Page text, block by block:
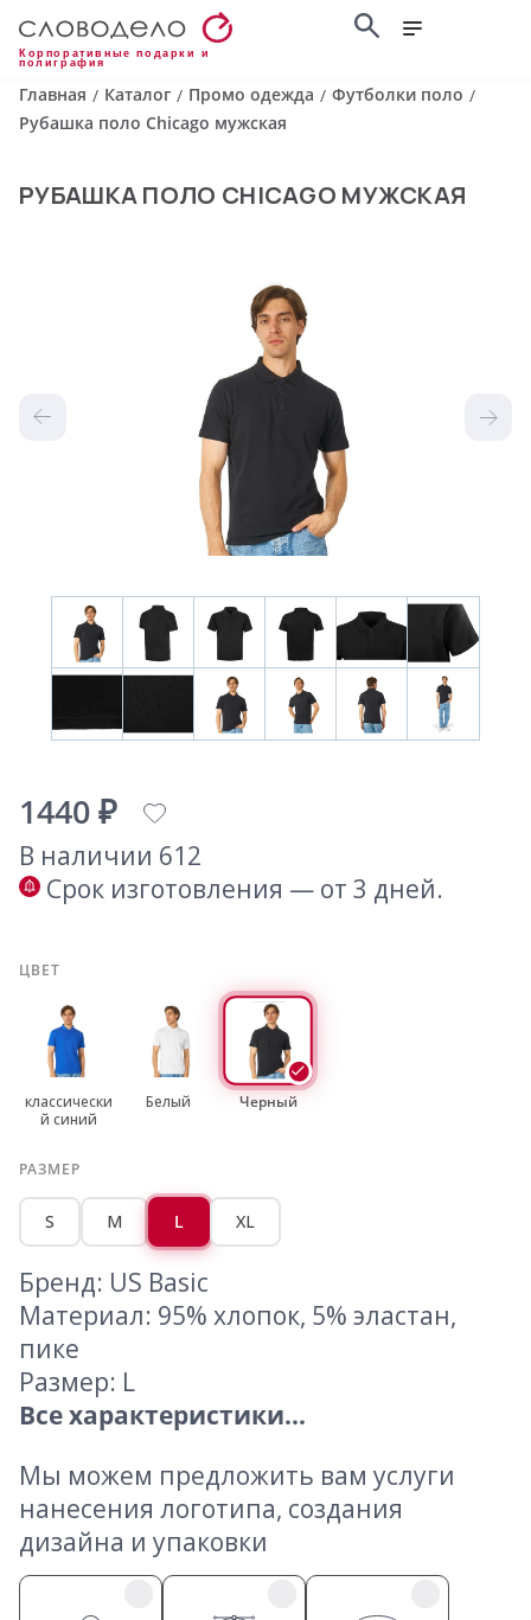
Корпоративные подарки и
полиграфия
Главная / Каталог / Промо одежда / Футболки поло /
Рубашка поло Chicago мужская
РУБАШКА ПОЛО CHICAGO МУЖСКАЯ
1440 ₽
В наличии 612
Срок изготовления — от 3 дней.
ЦВЕТ
классически
й синий
Белый Черный
РАЗМЕР
S M L XL
Бренд: US Basic
Материал: 95% хлопок, 5% эластан,
пике
Размер: L
Все характеристики...
Мы можем предложить вам услуги
нанесения логотипа, создания
дизайна и упаковки